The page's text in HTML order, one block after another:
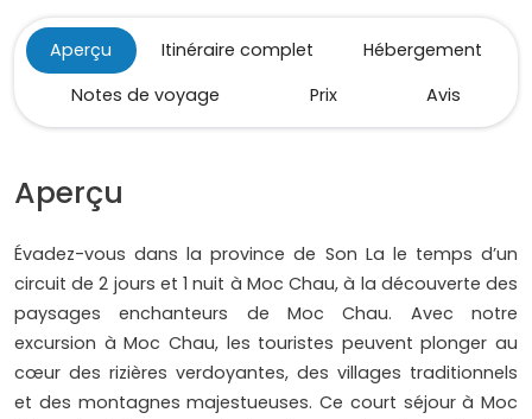
Aperçu Itinéraire complet
Hébergement
Notes de voyage
Prix Avis
Aperçu
Évadez-vous dans la province de Son La le temps d’un
circuit de 2 jours et 1 nuit à Moc Chau, à la découverte des
paysages enchanteurs de Moc Chau. Avec notre
excursion à Moc Chau, les touristes peuvent plonger au
cœur des rizières verdoyantes, des villages traditionnels
et des montagnes majestueuses. Ce court séjour à Moc